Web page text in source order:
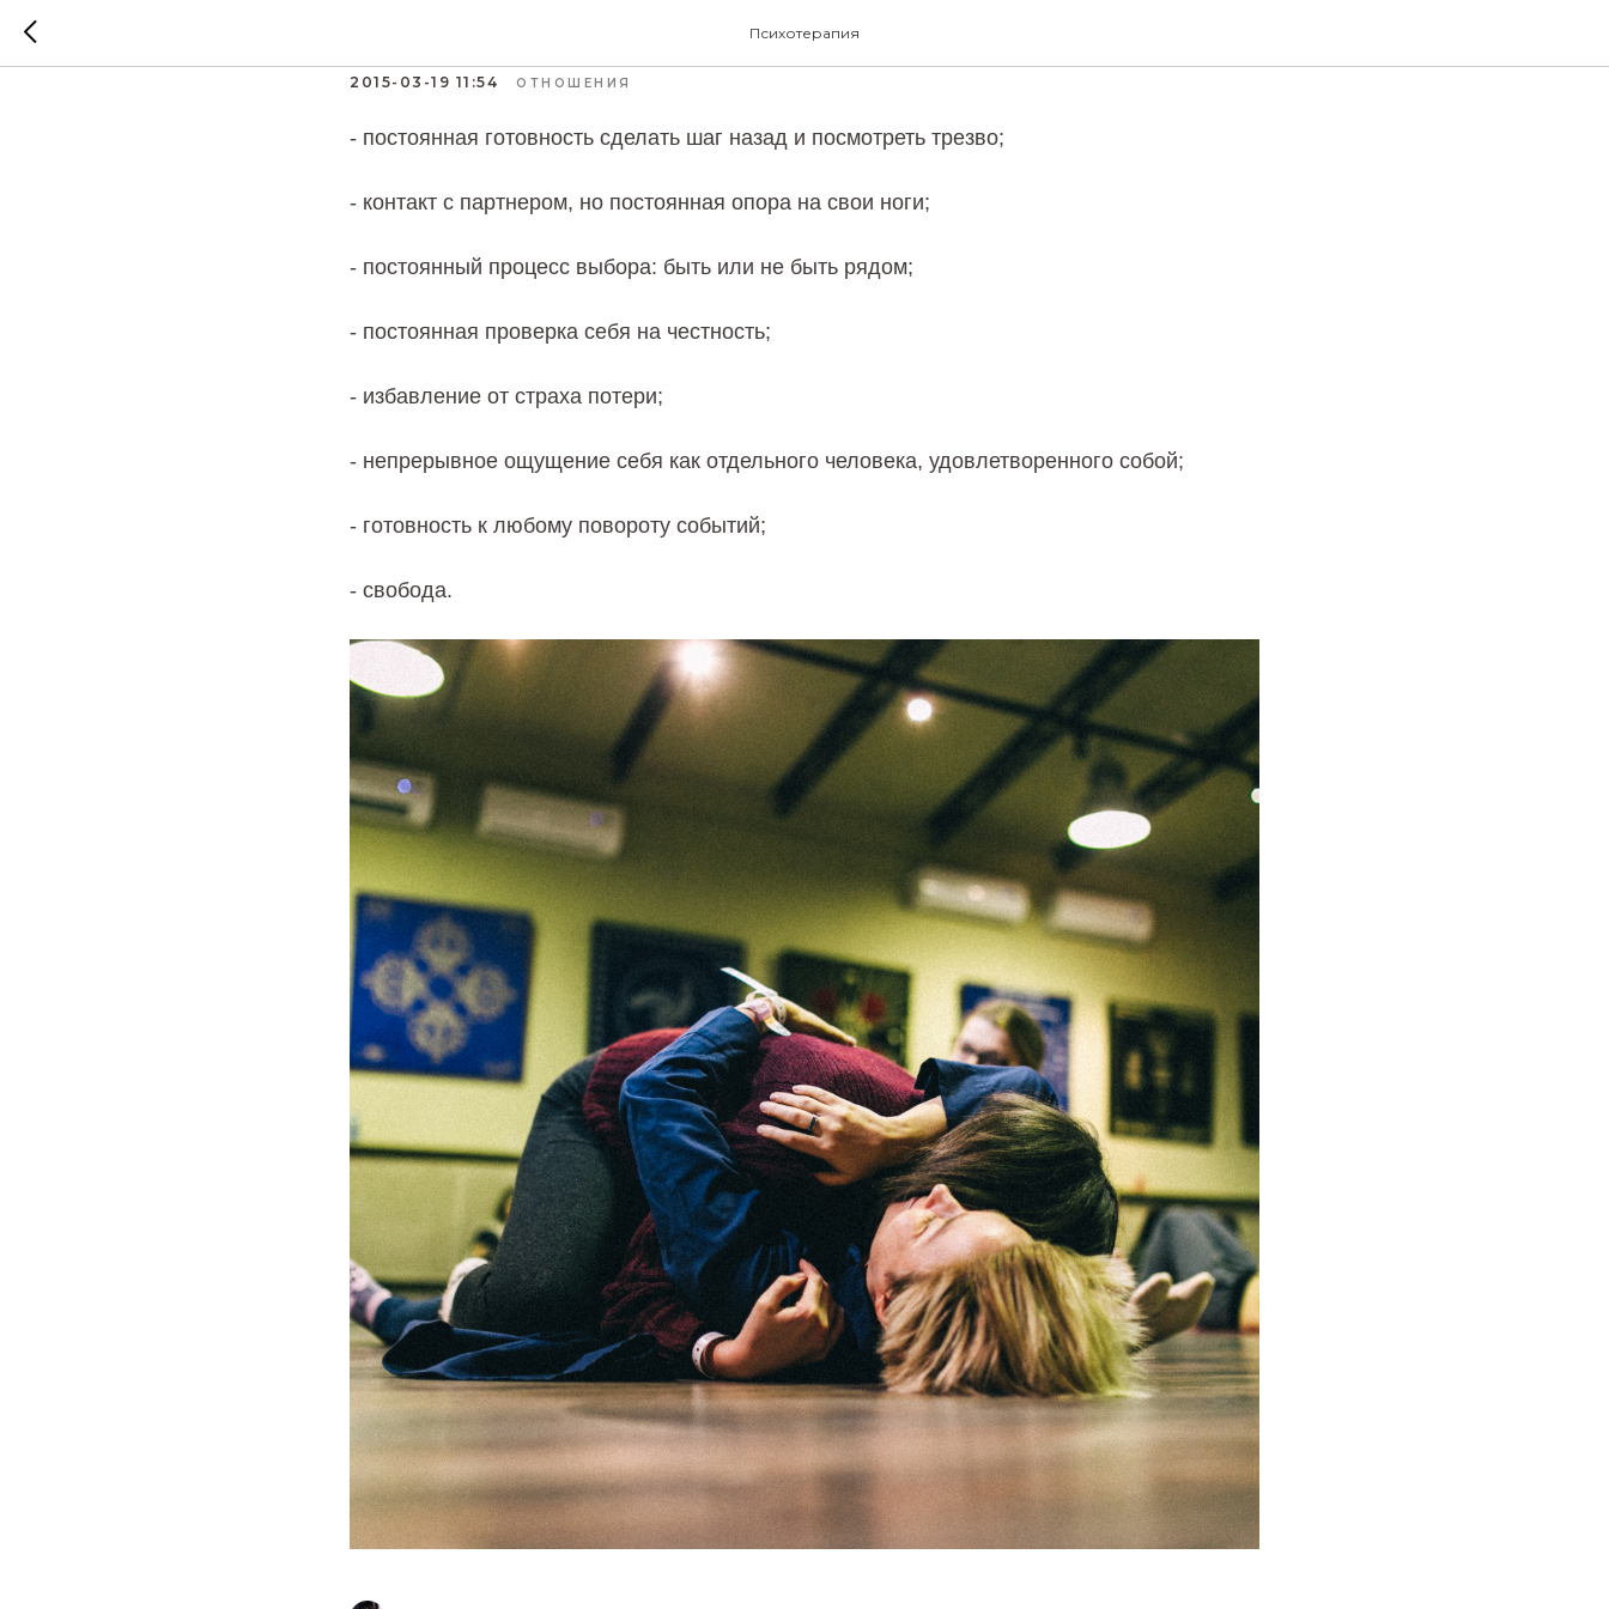
Психотерапия
НАСТОЯЩАЯ БЛИЗОСТЬ — ЭТО
2015-03-19 11:54 ОТНОШЕНИЯ
- постоянная готовность сделать шаг назад и посмотреть трезво;
- контакт с партнером, но постоянная опора на свои ноги;
- постоянный процесс выбора: быть или не быть рядом;
- постоянная проверка себя на честность;
- избавление от страха потери;
- непрерывное ощущение себя как отдельного человека, удовлетворенного собой;
- готовность к любому повороту событий;
- свобода.